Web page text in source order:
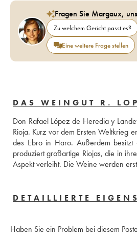
Fragen Sie Margaux,
Zu welchem Gericht passt es?
Eine weitere Frage stellen
DAS WEINGUT R.
Don Rafael López de Heredia y
Rioja. Kurz vor dem Ersten Weltkrieg
des Ebro in Haro. Außerdem
produziert großartige Riojas, die in
DETAILLIERTE
Haben Sie ein Problem bei diesem